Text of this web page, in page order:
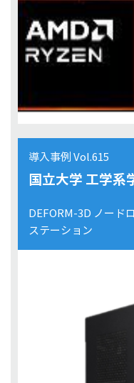
導入事例 Vol.615
国立大学 工学系
DEFORM-3D ノー
ステーション